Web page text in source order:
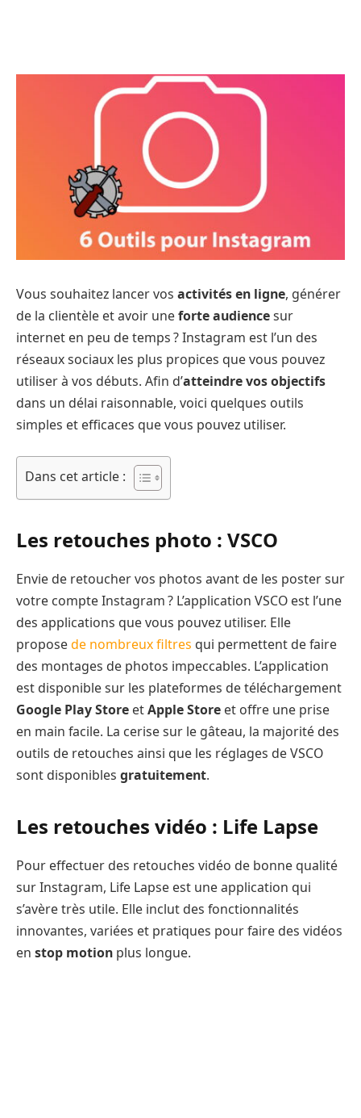
Vous souhaitez lancer vos activités en ligne, générer
de la clientèle et avoir uneforte audiencesur
internet en peu de temps ? Instagram est l’un des
réseaux sociaux les plus propices que vous pouvez
utiliser à vos débuts. Afin d’atteindre vos objectifs
dans un délai raisonnable, voici quelques outils
simples et efficaces que vous pouvez utiliser.
Dans cet article :
Les retouches photo : VSCO
Envie de retoucher vos photos avant de les poster sur
votre compte Instagram ? L’application VSCO est l’une
des applications que vous pouvez utiliser. Elle
proposede nombreux filtres qui permettent de faire
des montages de photos impeccables. L’application
est disponible sur les plateformes de téléchargement
Google Play Store etApple Store et offre une prise
en main facile. La cerise sur le gâteau, la majorité des
outils de retouches ainsi que les réglages de VSCO
sont disponibles gratuitement.
Les retouches vidéo : Life Lapse
Pour effectuer des retouches vidéo de bonne qualité
sur Instagram, Life Lapse est une application qui
s’avère très utile. Elle inclut des fonctionnalités
innovantes, variées et pratiques pour faire des vidéos
en stop motion plus longue.